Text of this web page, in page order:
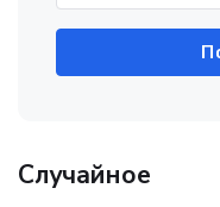
Случайное